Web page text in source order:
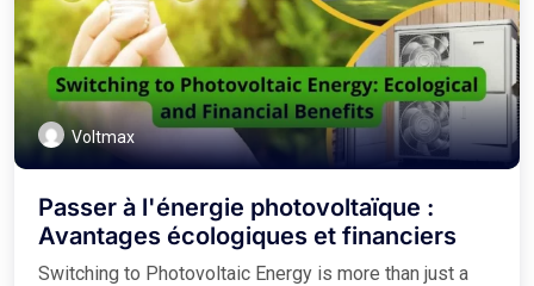
Voltmax
Passer à l'énergie photovoltaïque :
Avantages écologiques et financiers
Switching to Photovoltaic Energy is more than just a